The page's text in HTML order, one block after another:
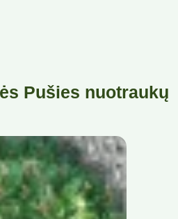
Pušies nuotraukų